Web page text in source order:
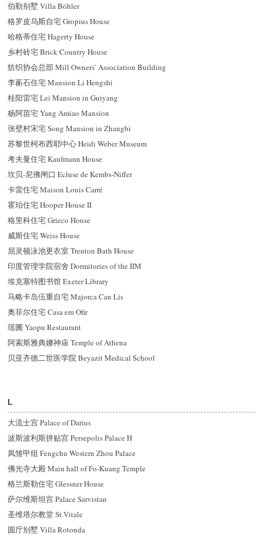
伯勒别墅 Villa Böhler
格罗皮乌斯自宅 Gropius House
哈格蒂住宅 Hagerty House
乡村砖宅 Brick Country House
纺织协会总部 Mill Owners’ Association Building
李蘅石住宅 Mansion Li Hengshi
桂阳雷宅 Lei Mansion in Guiyang
杨阿苗宅 Yang Amiao Mansion
张壁村宋宅 Song Mansion in Zhangbi
苏黎世柯布西耶中心 Heidi Weber Museum
考夫曼住宅 Kaufmann House
坎贝-尼佛闸口 Ecluse de Kembs-Niffer
卡雷住宅 Maison Louis Carré
霍珀住宅 Hooper House II
格里科住宅 Grieco House
威斯住宅 Weiss House
屈灵顿泳池更衣室 Trenton Bath House
印度管理学院宿舍 Dormitories of the IIM
埃克塞特图书馆 Exeter Library
马略卡岛伍重自宅 Majorca Can Lis
奥菲尔住宅 Casa em Ofir
瑶圃 Yaopu Restaurant
阿索斯雅典娜神庙 Temple of Athena
贝亚齐德二世医学院 Beyazit Medical School
L
大流士宫 Palace of Darius
波斯波利斯拼贴宫 Persepolis Palace H
凤雏甲组 Fengchu Western Zhou Palace
佛光寺大殿 Main hall of Fo-Kuang Temple
格兰斯勒住宅 Glessner House
萨尔维斯坦宫 Palace Sarvistan
圣维塔尔教堂 St.Vitale
圆厅别墅 Villa Rotonda